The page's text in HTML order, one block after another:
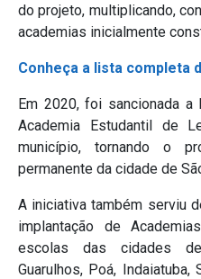
do projeto, multiplicando,
academias inicialmente
Conheça a lista completa
Em 2020, foi sancionada
Academia Estudantil de
município, tornando o
permanente da cidade de
A iniciativa também serviu
implantação de
escolas das cidades
Guarulhos, Poá, Indaiatuba,